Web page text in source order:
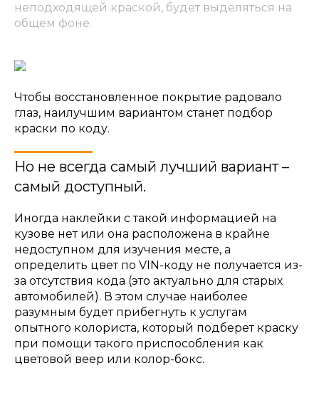
неподходящей краской, будет выделяться на
общем фоне.
Чтобы восстановленное покрытие радовало
глаз, наилучшим вариантом станет подбор
краски по коду.
Но не всегда самый лучший вариант –
самый доступный.
Иногда наклейки с такой информацией на
кузове нет или она расположена в крайне
недоступном для изучения месте, а
определить цвет по VIN-коду не получается из-
за отсутствия кода (это актуально для старых
автомобилей). В этом случае наиболее
разумным будет прибегнуть к услугам
опытного колориста, который подберет краску
при помощи такого приспособления как
цветовой веер или колор-бокс.